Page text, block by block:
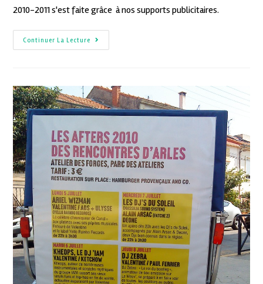
2010-2011 s'est faite grâce à nos supports publicitaires.
Continuer La Lecture